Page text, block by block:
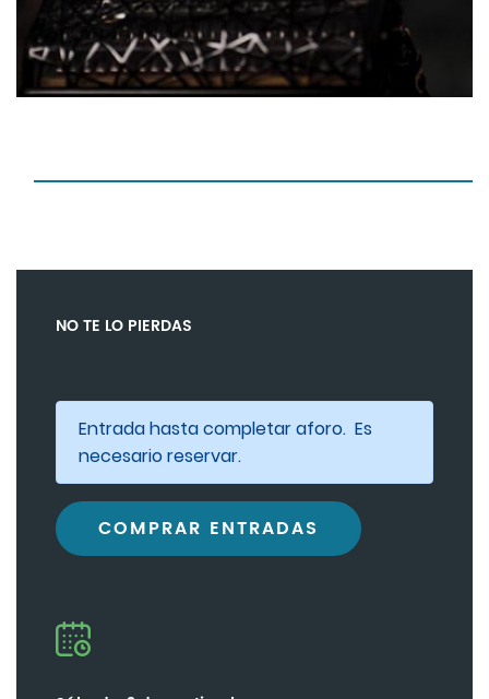
NO TE LO PIERDAS
Entrada hasta completar aforo. Es
necesario reservar.
COMPRAR ENTRADAS